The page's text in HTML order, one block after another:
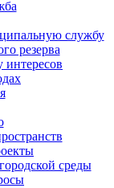
службу
резерва
среды